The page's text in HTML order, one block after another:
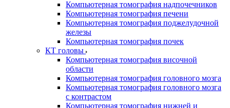
Компьютерная томография надпочечников
Компьютерная томография печени
Компьютерная томография поджелудочной
железы
Компьютерная томография почек
КТ головы
Компьютерная томография височной
области
Компьютерная томография головного мозга
Компьютерная томография головного мозга
с контрастом
Компьютерная томография нижней и